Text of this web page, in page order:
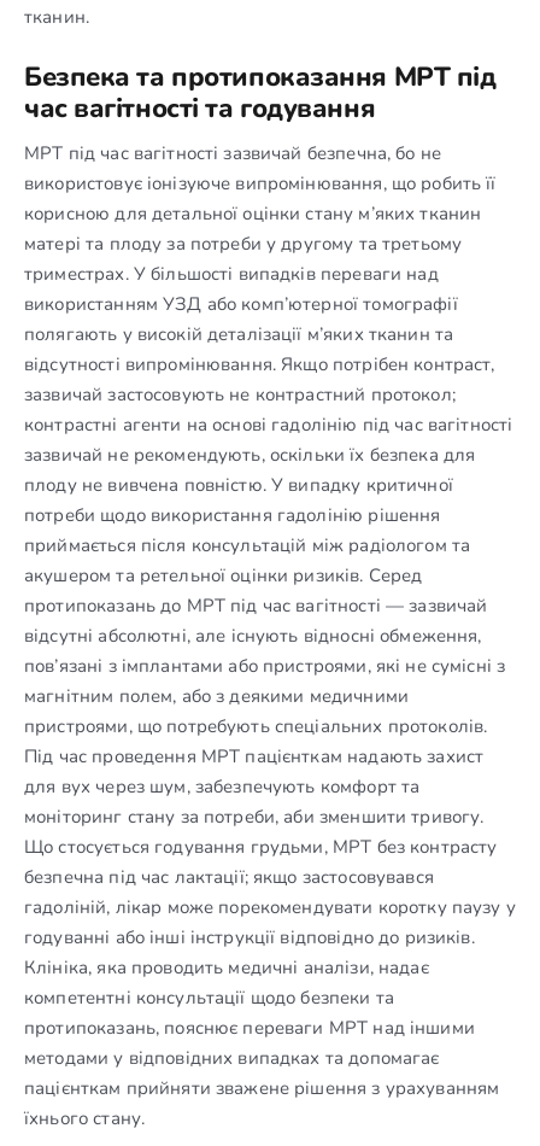
тканин.
Безпека та протипоказання МРТ під
час вагітності та годування
МРТ під час вагітності зазвичай безпечна, бо не
використовує іонізуюче випромінювання, що робить її
корисною для детальної оцінки стану м’яких тканин
матері та плоду за потреби у другому та третьому
триместрах. У більшості випадків переваги над
використанням УЗД або комп’ютерної томографії
полягають у високій деталізації м’яких тканин та
відсутності випромінювання. Якщо потрібен контраст,
зазвичай застосовують не контрастний протокол;
контрастні агенти на основі гадолінію під час вагітності
зазвичай не рекомендують, оскільки їх безпека для
плоду не вивчена повністю. У випадку критичної
потреби щодо використання гадолінію рішення
приймається після консультацій між радіологом та
акушером та ретельної оцінки ризиків. Серед
протипоказань до МРТ під час вагітності — зазвичай
відсутні абсолютні, але існують відносні обмеження,
пов’язані з імплантами або пристроями, які не сумісні з
магнітним полем, або з деякими медичними
пристроями, що потребують спеціальних протоколів.
Під час проведення МРТ пацієнткам надають захист
для вух через шум, забезпечують комфорт та
моніторинг стану за потреби, аби зменшити тривогу.
Що стосується годування грудьми, МРТ без контрасту
безпечна під час лактації; якщо застосовувався
гадоліній, лікар може порекомендувати коротку паузу у
годуванні або інші інструкції відповідно до ризиків.
Клініка, яка проводить медичні аналізи, надає
компетентні консультації щодо безпеки та
протипоказань, пояснює переваги МРТ над іншими
методами у відповідних випадках та допомагає
пацієнткам прийняти зважене рішення з урахуванням
їхнього стану.